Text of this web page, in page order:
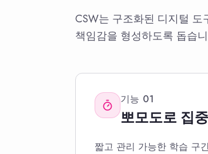
CSW는 구조화된 디지털
책임감을 형성하도록 돕습
기능 01
뽀모도로 집
짧고 관리 가능한 학습 구